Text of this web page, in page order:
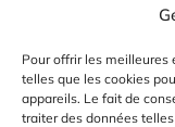
Pour offrir les meilleures
telles que les cookies
appareils. Le fait de
traiter des données
Mentions